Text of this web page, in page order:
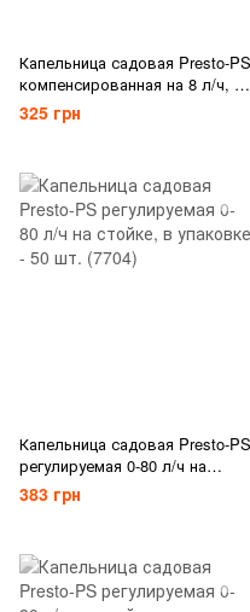
Капельница садовая Presto-PS
компенсированная на 8 л/ч, в
упаковке - 100 шт. (PCT-0108)
325 грн
Капельница садовая Presto-PS
регулируемая 0-80 л/ч на
стойке, в упаковке - 50 шт.
(7704)
383 грн